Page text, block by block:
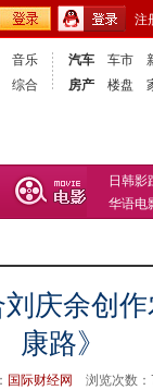
注
音乐
综合
汽车 车市
房产
楼盘
日韩影
华语电
庆余创
康路》
国际财经网 浏览次数：